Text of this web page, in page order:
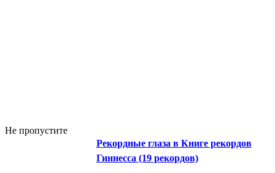
Не пропустите
Рекордные глаза в Книге рекордов
Гиннесса (19 рекордов)